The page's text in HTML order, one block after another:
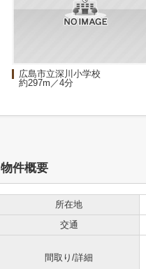
広島市立深川小学校
約297m／4分
物件概要
所在地
交通
間取り/詳細